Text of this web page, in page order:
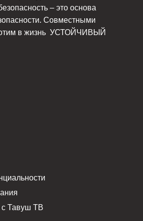
– это основа
Совместными
в жизнь УСТОЙЧИВЫЙ
с Тавуш ТВ